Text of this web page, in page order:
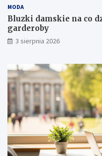
ń
–
b
a
z
o
b
i
e
c
e
g
a
s
k
a
ć
d
t
ę
p
?
MODA
Bluzki damskie na co
garderoby
3 sierpnia 2026